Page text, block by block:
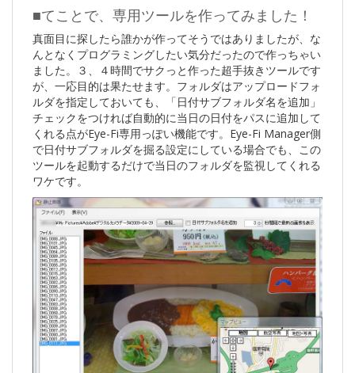
■てことで、専用ツールを作ってみました！
真面目に探したら誰かが作ってそうではありましたが、な
んとなくプログラミングしたい気分だったので作っちゃい
ました。３、４時間でサクっと作った超手抜きツールです
が、一応目的は果たせます。フォルダはアップロードフォ
ルダを指定しておいても、「日付サブフォルダ名を追加」
チェックをつければ自動的に当日の日付をパスに追加して
くれる点がEye-Fi専用っぽい機能です。Eye-Fi Manager側
で日付サブフォルダを掘る設定にしている場合でも、この
ツールを起動するだけで当日のフォルダを監視してくれる
ワケです。